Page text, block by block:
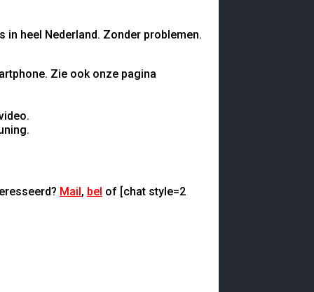
in heel Nederland. Zonder problemen.
Zie ook onze pagina
Mail, bel of [chat style=2